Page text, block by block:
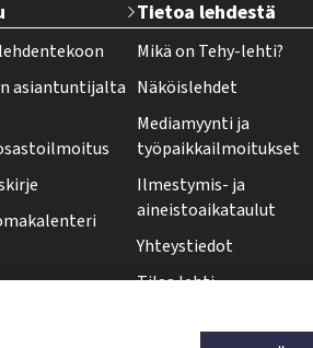
asiantuntijalta
Tietoa lehdestä
Mikä on Tehy-lehti?
Näköislehdet
Mediamyynti ja
työpaikkailmoitukset
Ilmestymis- ja
aineistoaikataulut
Yhteystiedot
Tilaa lehti